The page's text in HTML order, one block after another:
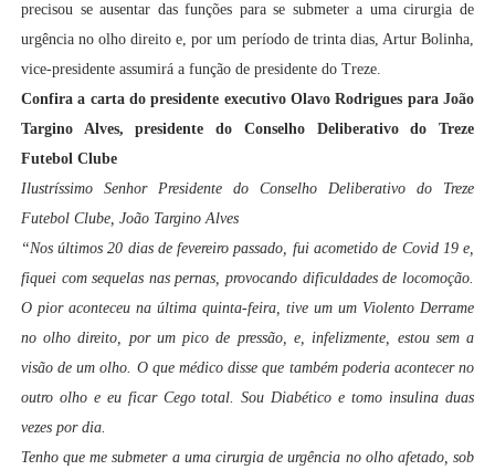
precisou se ausentar das funções para se submeter a uma cirurgia de
urgência no olho direito e, por um período de trinta dias, Artur Bolinha,
vice-presidente assumirá a função de presidente do Treze.
Confira a carta do presidente executivo Olavo Rodrigues para João
Targino Alves, presidente do Conselho Deliberativo do Treze
Futebol Clube
Ilustríssimo Senhor Presidente do Conselho Deliberativo do Treze
Futebol Clube, João Targino Alves
“Nos últimos 20 dias de fevereiro passado, fui acometido de Covid 19 e,
fiquei com sequelas nas pernas, provocando dificuldades de locomoção.
O pior aconteceu na última quinta-feira, tive um um Violento Derrame
no olho direito, por um pico de pressão, e, infelizmente, estou sem a
visão de um olho. O que médico disse que também poderia acontecer no
outro olho e eu ficar Cego total. Sou Diabético e tomo insulina duas
vezes por dia.
Tenho que me submeter a uma cirurgia de urgência no olho afetado, sob